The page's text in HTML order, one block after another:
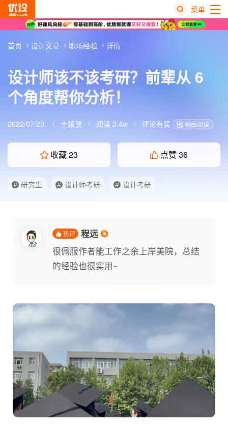
菜单
设计师该不该考研？前辈从 6
个角度帮你分析！
2022/07/29 土拨鼠 阅读 2.4w 评论有奖 稍后阅读
收藏23 点赞36
研究生 设计师考研 设计考研
首页 设计文章 职场经验 详情
热评 程远
很佩服作者能工作之余上岸美院，总结
的经验也很实用~